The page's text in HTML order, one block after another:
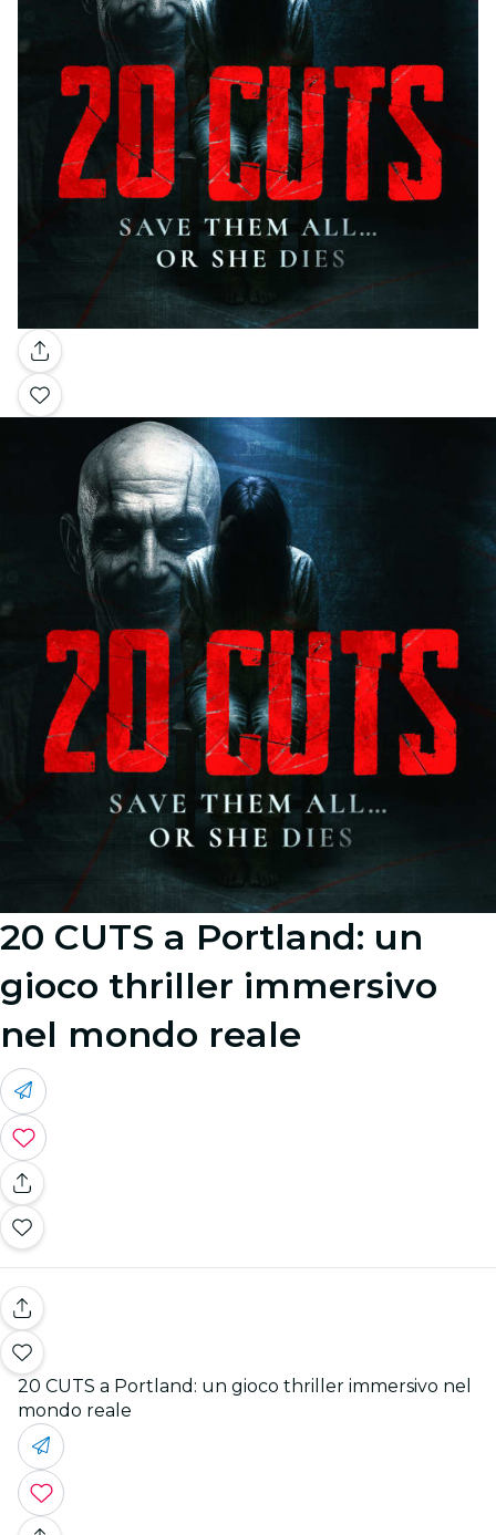
20 CUTS a Portland: un
gioco thriller immersivo
nel mondo reale
20 CUTS a Portland: un gioco thriller immersivo nel
mondo reale